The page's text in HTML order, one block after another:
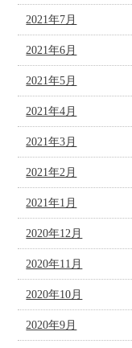
2021年7月
2021年6月
2021年5月
2021年4月
2021年3月
2021年2月
2021年1月
2020年12月
2020年11月
2020年10月
2020年9月